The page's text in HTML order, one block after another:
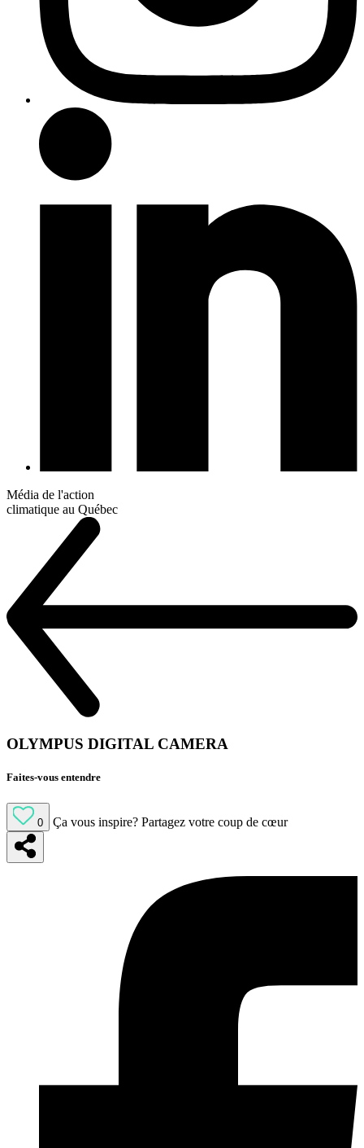
Média de l'action
climatique au Québec
OLYMPUS DIGITAL CAMERA
Faites-vous entendre
0 Ça vous inspire? Partagez votre coup de cœur